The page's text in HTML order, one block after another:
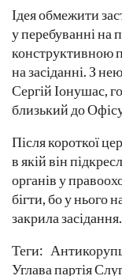
Ідея обмежити
у перебуванні на
конструктивною
на засіданні. З
Сергій Іонушас,
близький до
Після короткої
в якій він
органів у
бігти, бо у нього
закрила засідання.
Теги:
Углава партія